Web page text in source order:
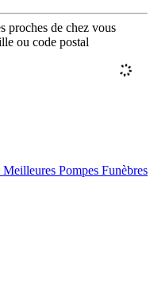
proches de chez vous
ou code postal
Pompes Funèbres